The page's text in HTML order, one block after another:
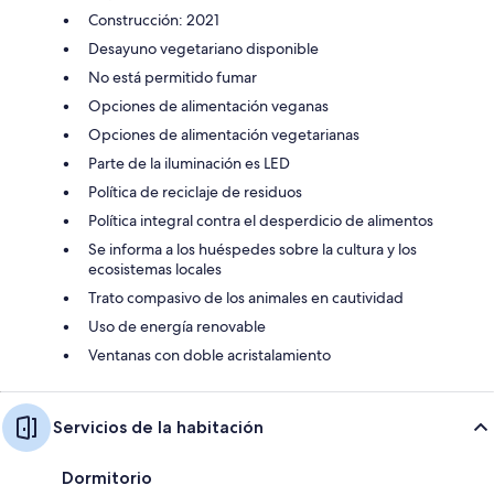
Construcción: 2021
Desayuno vegetariano disponible
No está permitido fumar
Opciones de alimentación veganas
Opciones de alimentación vegetarianas
Parte de la iluminación es LED
Política de reciclaje de residuos
Política integral contra el desperdicio de alimentos
Se informa a los huéspedes sobre la cultura y los
ecosistemas locales
Trato compasivo de los animales en cautividad
Uso de energía renovable
Ventanas con doble acristalamiento
Servicios de la habitación
Dormitorio